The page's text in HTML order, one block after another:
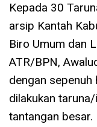
Kepada 30
arsip Kantah
Biro Umum dan
ATR/BPN,
dengan sepenuh
dilakukan
tantangan